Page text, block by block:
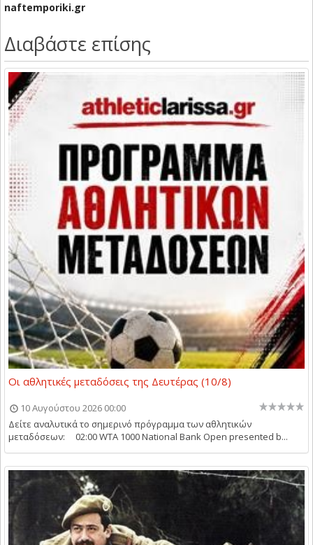
naftemporiki.gr
Διαβάστε επίσης
Οι αθλητικές μεταδόσεις της Δευτέρας (10/8)
10 Αυγούστου 2026 00:00
Δείτε αναλυτικά το σημερινό πρόγραμμα των αθλητικών
μεταδόσεων: 02:00 WTA 1000 National Bank Open presented b...